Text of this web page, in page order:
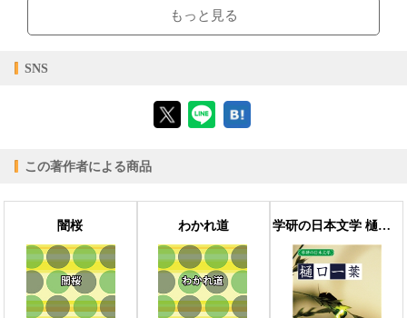
ブラウザビューア・PC版ConTenDoビューア・モバイルビューア
【対応デバイス】
【PC版ConTenDoビューア】
【モバイルビューア】
もっと見る
SNS
この著作者による商品
闇桜 わかれ道 学研の日本文学 樋口一葉 暁月夜 やみ夜 雪の日 たま襷